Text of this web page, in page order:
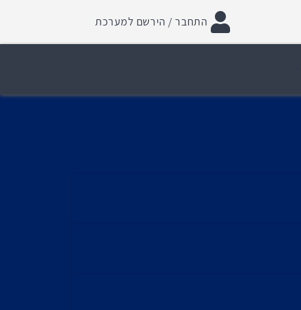
התחבר / הירשם למערכת